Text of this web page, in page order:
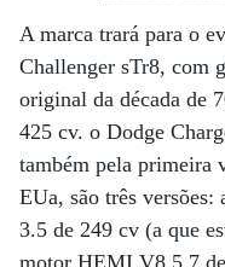
A marca trará para o
Challenger sTr8, com
original da década de
425 cv. o Dodge
também pela primeira
EUa, são três
3.5 de 249 cv (a que